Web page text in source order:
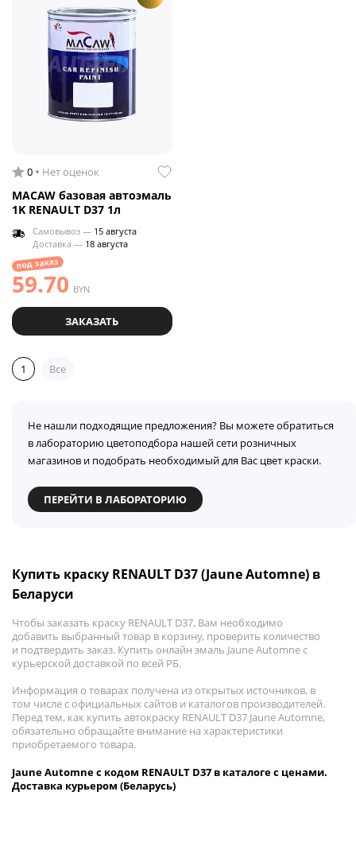
0 Нет оценок
MACAW базовая автоэмаль
1K RENAULT D37 1л
Самовывоз — 15 августа
Доставка — 18 августа
под заказ
59.70 BYN
ЗАКАЗАТЬ
1 Все
Не нашли подходящие предложения? Вы можете обратиться
в лабораторию цветоподбора нашей сети розничных
магазинов и подобрать необходимый для Вас цвет краски.
ПЕРЕЙТИ В ЛАБОРАТОРИЮ
Купить краску RENAULT D37 (Jaune Automne) в
Беларуси
Чтобы заказать краску RENAULT D37, Вам необходимо
добавить выбранный товар в корзину, проверить количество
и подтвердить заказ. Купить онлайн эмаль Jaune Automne с
курьерской доставкой по всей РБ.
Информация о товарах получена из открытых источников, в
том числе с официальных сайтов и каталогов производителей.
Перед тем, как купить автокраску RENAULT D37 Jaune Automne,
обязательно обращайте внимание на характеристики
приобретаемого товара.
Jaune Automne с кодом RENAULT D37 в каталоге с ценами.
Доставка курьером (Беларусь)